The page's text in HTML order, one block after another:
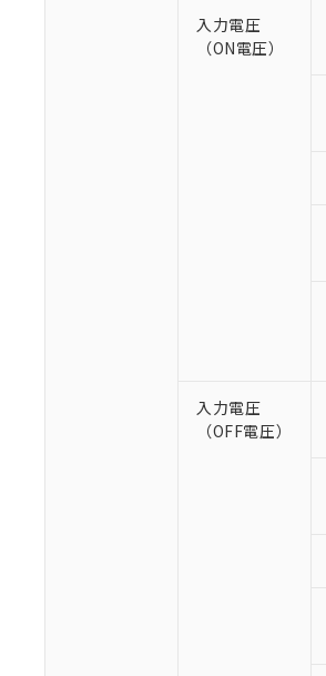
入力電圧
（ON電圧）
入力電圧
（OFF電圧）